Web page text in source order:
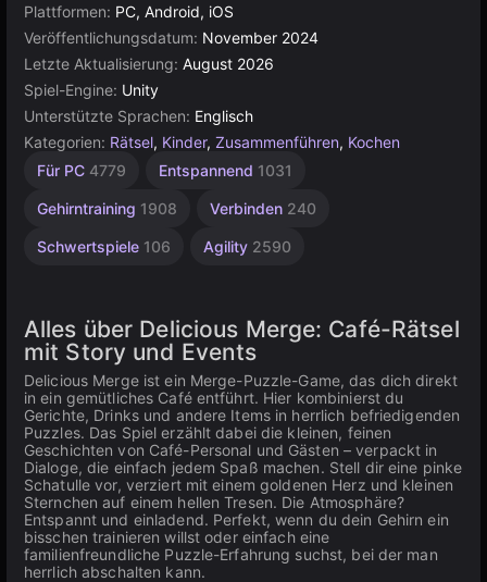
Plattformen: PC, Android, iOS
Veröffentlichungsdatum: November 2024
Letzte Aktualisierung: August 2026
Spiel-Engine: Unity
Unterstützte Sprachen: Englisch
Kategorien: Rätsel, Kinder, Zusammenführen, Kochen
Für PC 4779 Entspannend 1031
Gehirntraining 1908 Verbinden 240
Schwertspiele 106 Agility 2590
Desktop
Für 1
4145
Inkrementell
Bauen
Russisch
Einfache
Für
1477
Browser
Unity
3172
Alles über Delicious Merge: Café-Rätsel
mit Story und Events
Delicious Merge ist ein Merge-Puzzle-Game, das dich direkt
in ein gemütliches Café entführt. Hier kombinierst du
Gerichte, Drinks und andere Items in herrlich befriedigenden
Puzzles. Das Spiel erzählt dabei die kleinen, feinen
Geschichten von Café-Personal und Gästen – verpackt in
Dialoge, die einfach jedem Spaß machen. Stell dir eine pinke
Schatulle vor, verziert mit einem goldenen Herz und kleinen
Sternchen auf einem hellen Tresen. Die Atmosphäre?
Entspannt und einladend. Perfekt, wenn du dein Gehirn ein
bisschen trainieren willst oder einfach eine
familienfreundliche Puzzle-Erfahrung suchst, bei der man
herrlich abschalten kann.